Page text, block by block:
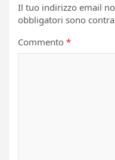
Il tuo indirizzo email
obbligatori sono
Commento *